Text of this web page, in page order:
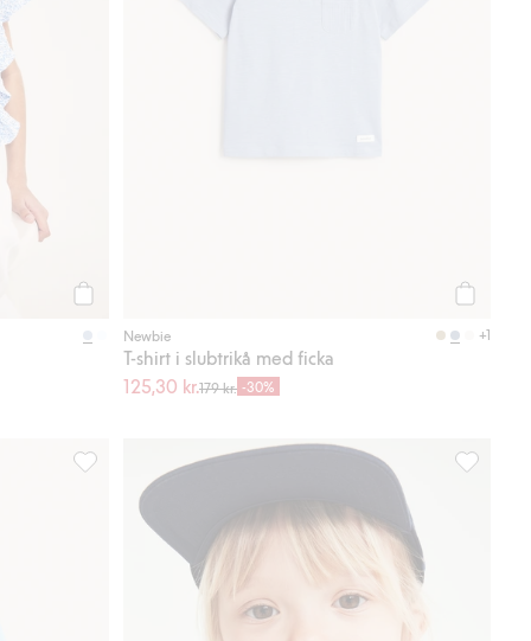
Newbie +1
T-shirt i slubtrikå med ficka
125,30 kr.179 kr. -30%
Långärmad topp Frost, Lägg till i favoriter